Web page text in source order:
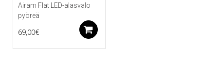
Airam Flat LED-alasvalo
pyöreä
69,00€